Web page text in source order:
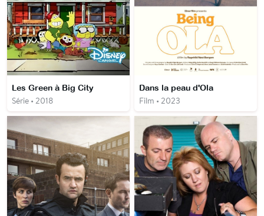
Les Green à Big City
Série • 2018
Dans la peau d'Ola
Film • 2023